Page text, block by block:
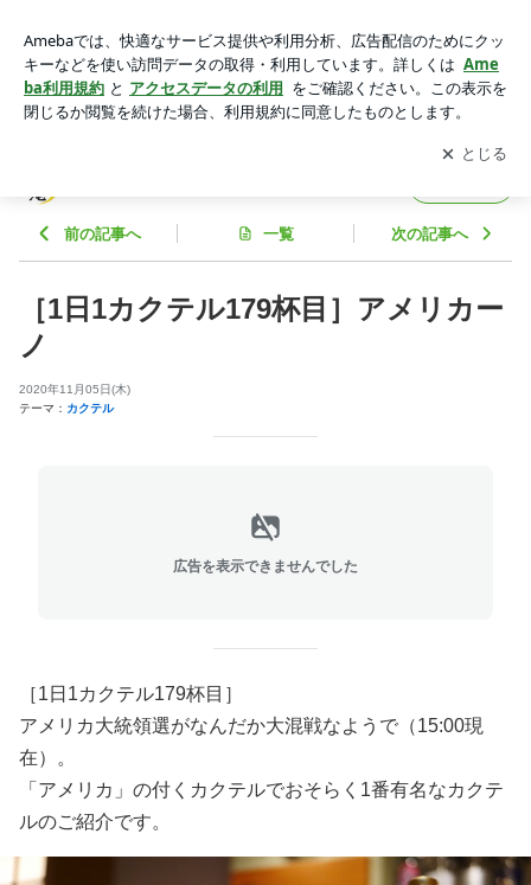
の彩時記～アプリをダウンロードして ブログの更新通知
を受け取りまし
ょう。
開く
前の記事へ 一覧 次の記事へ
［1日1カクテル179杯目］アメリカー
ノ
2020年11月05日(木)
テーマ： カクテル
広告を表示できませんでした
［1日1カクテル179杯目］
アメリカ大統領選がなんだか大混戦なようで（15:00現
在）。
「アメリカ」の付くカクテルでおそらく1番有名なカクテ
ルのご紹介です。